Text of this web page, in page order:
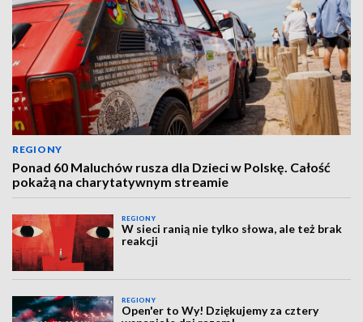
REGIONY
Ponad 60 Maluchów rusza dla Dzieci w Polskę. Całość
pokażą na charytatywnym streamie
REGIONY
W sieci ranią nie tylko słowa, ale też brak
reakcji
REGIONY
Open'er to Wy! Dziękujemy za cztery